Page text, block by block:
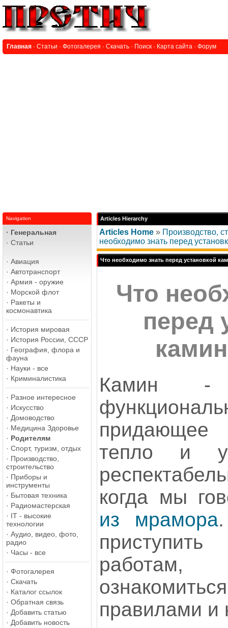
Главная · Статьи · Фотогалерея · Скачать · Поиск · Карта сайта · Форум
Navigation
· Генеральная
· Статьи
· Авиация
· Автотранспорт
· Армия - оружие
· Морской флот
· Ракеты и
космонавтика
· История мировая
· История России, СССР
· География, флора и
фауна
· Науки - все
· Криминалистика
· Разное интересное
· Искусство
· Домоводство
· Медицина Здоровье
· Родителям
· Спорт, туризм, отдых
· Производство,
строительство
· Приборы и
инструменты
· Бытовая техника
· Радиомастерская
· IT - высокие
технологии
· Аудио, видео, фото,
радио
· Часы - все
· Фотогалерея
· Скачать
· Каталог ссылок
· Обратная связь
· Добавить статью
· Добавить новость
Articles Hierarchy
Articles Home » Производство,
необходимо знать перед
Что необходимо знать перед установкой
Что
перед
Камин -
тепло и
когда мы
из мрамора
правилами и